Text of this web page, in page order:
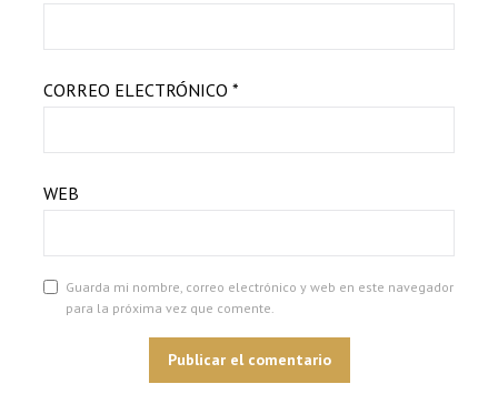
CORREO ELECTRÓNICO *
WEB
Guarda mi nombre, correo electrónico y web en este navegador
para la próxima vez que comente.